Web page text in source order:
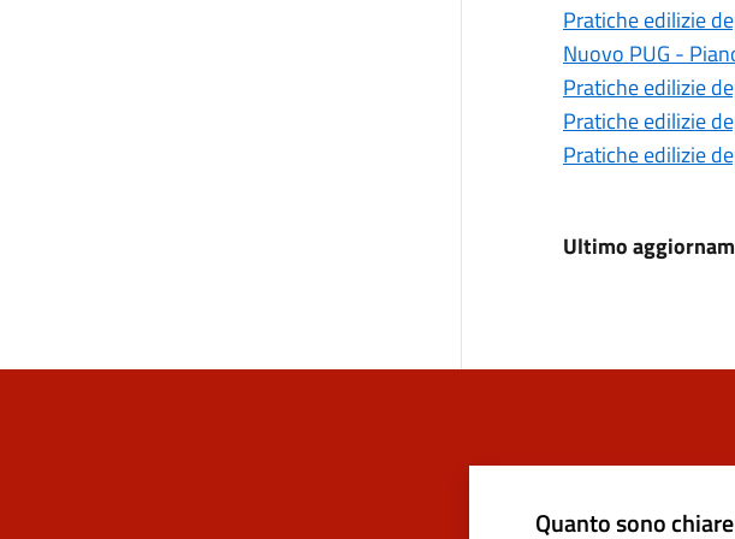
Pratiche edilizie
Nuovo PUG -
Pratiche edilizie
Pratiche edilizie
Pratiche edilizie
Ultimo
Quanto sono